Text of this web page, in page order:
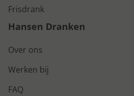
Frisdrank
Hansen Dranken
Over ons
Werken bij
FAQ